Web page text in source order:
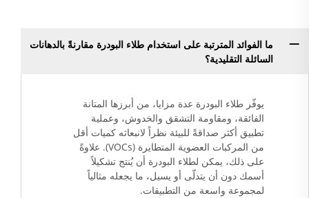
ما الفوائد المترتبة على استخدام طلاء البودرة مقارنةً بالدهانات
السائلة التقليدية؟
يوفّر طلاء البودرة عدة مزايا، من أبرزها المتانة
الفائقة، ومقاومة التشقق والخدوش، وعملية
تطبيق أكثر صداقةً للبيئة نظراً لانبعاثه كميات أقل
من المركبات العضوية المتطايرة (VOCs). علاوةً
على ذلك، يمكن لطلاء البودرة أن يُنتج تشكيلاً
أسمك دون أن يتدلّى أو يسيل، ما يجعله مثالياً
لمجموعة واسعة من التطبيقات.